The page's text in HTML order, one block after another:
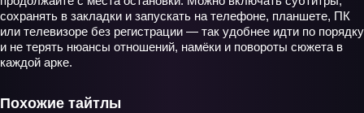
сохранять в закладки и запускать на телефоне, планшете, ПК
или телевизоре без регистрации — так удобнее идти по порядку
и не терять нюансы отношений, намёки и повороты сюжета в
каждой арке.
Похожие тайтлы